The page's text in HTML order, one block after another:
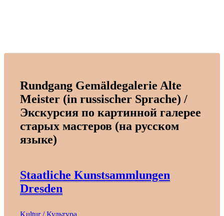
Rundgang Gemäldegalerie Alte
Meister (in russischer Sprache) /
Экскурсия по картинной галерее
старых мастеров (на русском
языке)
Staatliche Kunstsammlungen
Dresden
Kultur / Культура